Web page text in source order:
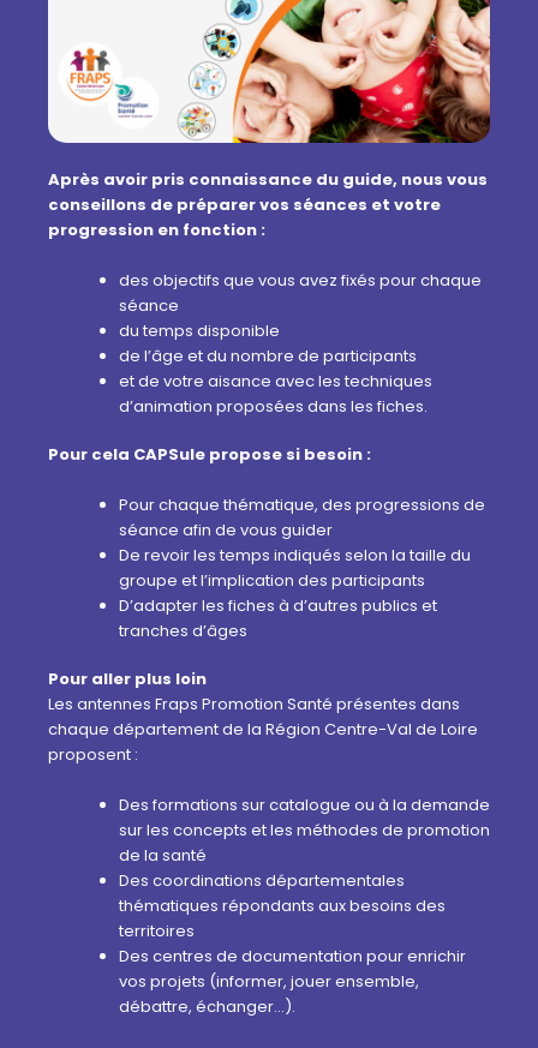
Après avoir pris connaissance du guide, nous vous
conseillons de préparer vos séances et votre
progression en fonction :
des objectifs que vous avez fixés pour chaque
séance
du temps disponible
de l’âge et du nombre de participants
et de votre aisance avec les techniques
d’animation proposées dans les fiches.
Pour cela CAPSule propose si besoin :
Pour chaque thématique, des progressions de
séance afin de vous guider
De revoir les temps indiqués selon la taille du
groupe et l’implication des participants
D’adapter les fiches à d’autres publics et
tranches d’âges
Pour aller plus loin
Les antennes Fraps Promotion Santé présentes dans
chaque département de la Région Centre-Val de Loire
proposent :
Des formations sur catalogue ou à la demande
sur les concepts et les méthodes de promotion
de la santé
Des coordinations départementales
thématiques répondants aux besoins des
territoires
Des centres de documentation pour enrichir
vos projets (informer, jouer ensemble,
débattre, échanger…).